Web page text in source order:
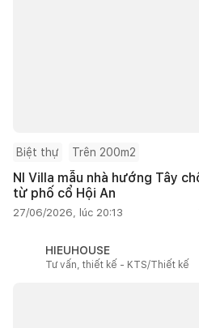
Biệt thự Trên 200m2
NI Villa mẫu nhà hướng Tây
từ phố cổ Hội An
27/06/2026, lúc 20:13
HIEUHOUSE
Tư vấn, thiết kế - KTS/Thiết kế